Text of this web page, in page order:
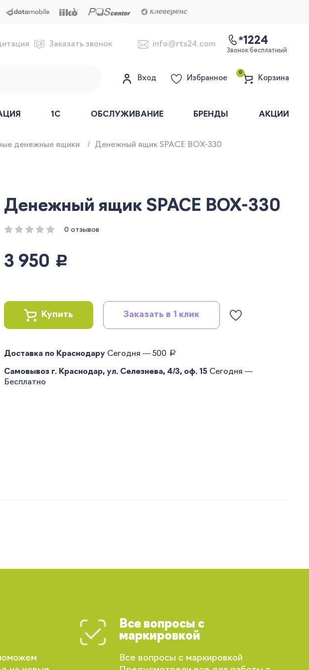
Заказать звонок info@rts24.com *1224
Звонок бесплатный
Вход Избранное
0
Корзина
1С ОБСЛУЖИВАНИЕ БРЕНДЫ АКЦИИ
денежные ящики Денежный ящик SPACE BOX-330
Денежный ящик SPACE BOX-330
0 отзывов
3 950 руб.
Купить Заказать в 1 клик
Доставка по Краснодару Сегодня — 500 руб.
Самовывоз г. Краснодар, ул. Селезнева, 4/3, оф. 15 Сегодня —
Бесплатно
Все вопросы с
маркировкой
Все вопросы с маркировкой